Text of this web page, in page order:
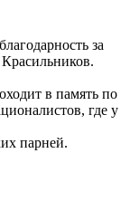
за
в память по
где у
парней.